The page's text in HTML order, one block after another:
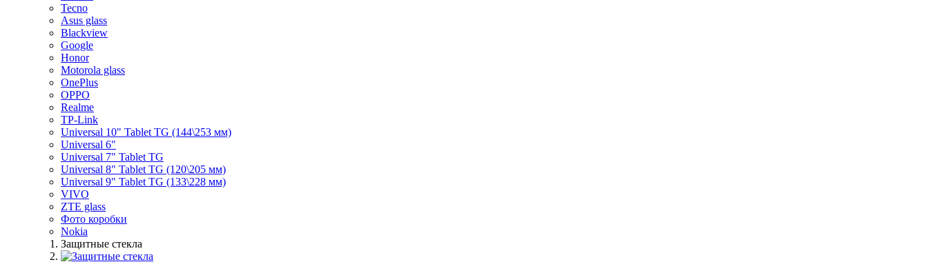
Tecno
Asus glass
Blackview
Google
Honor
Motorola glass
OnePlus
OPPO
Realme
TP-Link
Universal 10" Tablet TG (144\253 мм)
Universal 6"
Universal 7" Tablet TG
Universal 8" Tablet TG (120\205 мм)
Universal 9" Tablet TG (133\228 мм)
VIVO
ZTE glass
Фото коробки
Nokia
Защитные стекла